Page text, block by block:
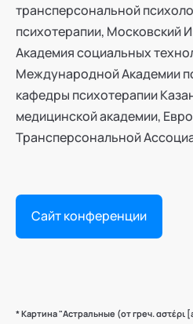
трансперсональной
психотерапии, Московский
Академия социальных
Международной Академии
кафедры психотерапии
медицинской академии,
Трансперсональной
Сайт конференции
* Картина "Астральные (от греч. αστέρι